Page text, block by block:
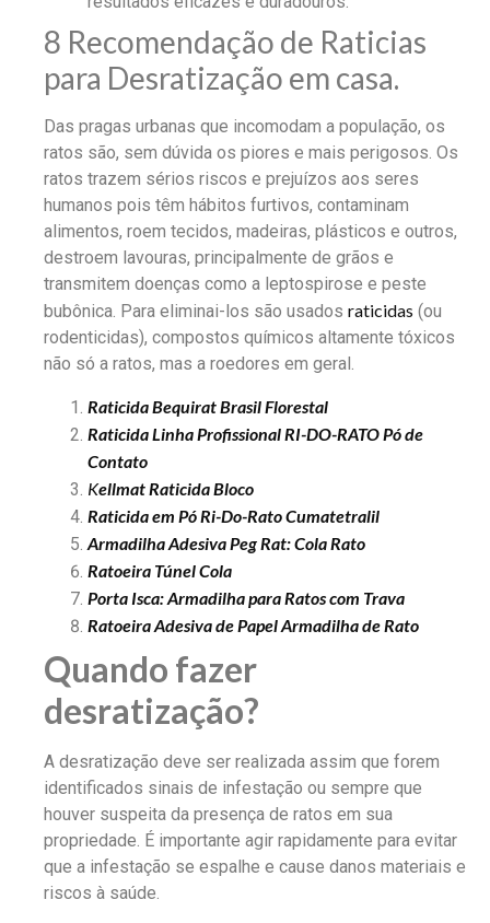
8 Recomendação de Raticias
para Desratização em casa.
Das pragas urbanas que incomodam a população, os
ratos são, sem dúvida os piores e mais perigosos. Os
ratos trazem sérios riscos e prejuízos aos seres
humanos pois têm hábitos furtivos, contaminam
alimentos, roem tecidos, madeiras, plásticos e outros,
destroem lavouras, principalmente de grãos e
transmitem doenças como a leptospirose e peste
bubônica. Para eliminai-los são usados raticidas (ou
rodenticidas), compostos químicos altamente tóxicos
não só a ratos, mas a roedores em geral.
Raticida Bequirat Brasil Florestal
Raticida Linha Profissional RI-DO-RATO Pó de
Contato
Kellmat Raticida Bloco
Raticida em Pó Ri-Do-Rato Cumatetralil
Armadilha Adesiva Peg Rat: Cola Rato
Ratoeira Túnel Cola
Porta Isca: Armadilha para Ratos com Trava
Ratoeira Adesiva de Papel Armadilha de Rato
Quando fazer
desratização?
A desratização deve ser realizada assim que forem
identificados sinais de infestação ou sempre que
houver suspeita da presença de ratos em sua
propriedade. É importante agir rapidamente para evitar
que a infestação se espalhe e cause danos materiais e
riscos à saúde.